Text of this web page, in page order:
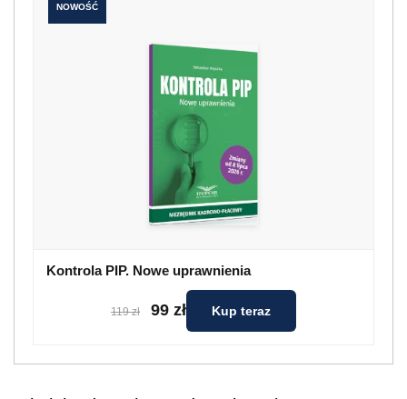
NOWOŚĆ
Kontrola PIP. Nowe uprawnienia
119 zł 99 zł Kup teraz